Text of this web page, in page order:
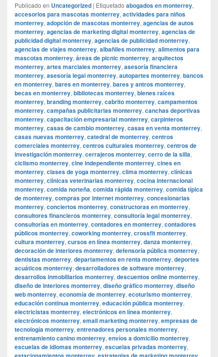
Publicado en Uncategorized | Etiquetado abogados en monterrey,
accesorios para mascotas monterrey, actividades para niños
monterrey, adopción de mascotas monterrey, agencias de autos
monterrey, agencias de marketing digital monterrey, agencias de
publicidad digital monterrey, agencias de publicidad monterrey,
agencias de viajes monterrey, albañiles monterrey, alimentos para
mascotas monterrey, áreas de picnic monterrey, arquitectos
monterrey, artes marciales monterrey, asesoría financiera
monterrey, asesoría legal monterrey, autopartes monterrey, bancos
en monterrey, bares en monterrey, bares y antros monterrey,
becas en monterrey, bibliotecas monterrey, bienes raíces
monterrey, branding monterrey, cabrito monterrey, campamentos
monterrey, campañas publicitarias monterrey, canchas deportivas
monterrey, capacitación empresarial monterrey, carpinteros
monterrey, casas de cambio monterrey, casas en venta monterrey,
casas nuevas monterrey, catedral de monterrey, centros
comerciales monterrey, centros culturales monterrey, centros de
investigación monterrey, cerrajeros monterrey, cerro de la silla,
ciclismo monterrey, cine independiente monterrey, cines en
monterrey, clases de yoga monterrey, clima monterrey, clínicas
monterrey, clínicas veterinarias monterrey, cocina internacional
monterrey, comida norteña, comida rápida monterrey, comida típica
de monterrey, compras por internet monterrey, concesionarias
monterrey, conciertos monterrey, constructoras en monterrey,
consultores financieros monterrey, consultoría legal monterrey,
consultorías en monterrey, contadores en monterrey, contadores
públicos monterrey, coworking monterrey, crossfit monterrey,
cultura monterrey, cursos en línea monterrey, danza monterrey,
decoración de interiores monterrey, defensoría pública monterrey,
dentistas monterrey, departamentos en renta monterrey, deportes
acuáticos monterrey, desarrolladores de software monterrey,
desarrollos inmobiliarios monterrey, descuentos online monterrey,
diseño de interiores monterrey, diseño gráfico monterrey, diseño
web monterrey, economía de monterrey, ecoturismo monterrey,
educación continua monterrey, educación pública monterrey,
electricistas monterrey, electrónicos en línea monterrey,
electrónicos monterrey, email marketing monterrey, empresas de
tecnología monterrey, entrenadores personales monterrey,
entrenamiento canino monterrey, envíos a domicilio monterrey,
escuelas de idiomas monterrey, escuelas privadas monterrey,
, ,